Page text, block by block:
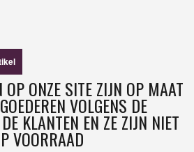
OP ONZE SITE ZIJN OP MAAT
VOLGENS DE
KLANTEN EN ZE ZIJN NIET
VOORRAAD